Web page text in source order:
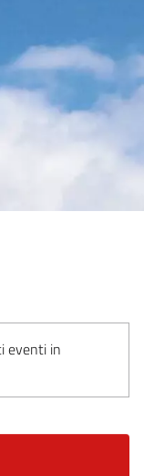
eventi in